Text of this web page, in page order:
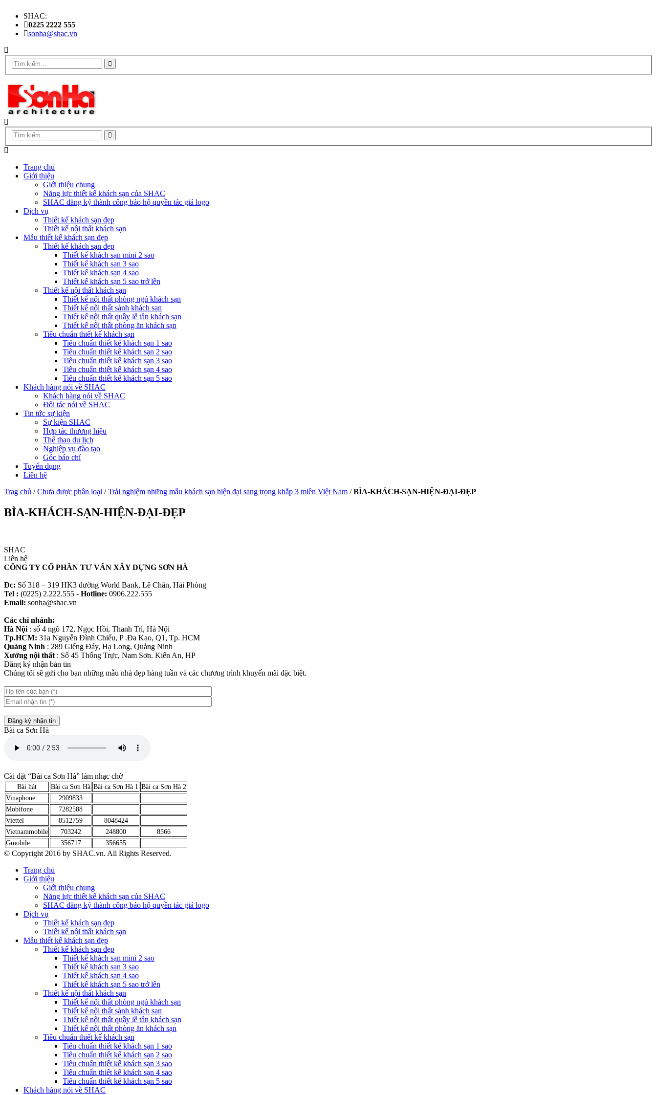
SHAC:
0225 2222 555
sonha@shac.vn
Trang chủ
Giới thiệu
Giới thiệu chung
Năng lực thiết kế khách sạn của SHAC
SHAC đăng ký thành công bảo hộ quyền tác giả logo
Dịch vụ
Thiết kế khách sạn đẹp
Thiết kế nội thất khách sạn
Mẫu thiết kế khách sạn đẹp
Thiết kế khách sạn đẹp
Thiết kế khách sạn mini 2 sao
Thiết kế khách sạn 3 sao
Thiết kế khách sạn 4 sao
Thiết kế khách sạn 5 sao trở lên
Thiết kế nội thất khách sạn
Thiết kế nội thất phòng ngủ khách sạn
Thiết kế nội thất sảnh khách sạn
Thiết kế nội thất quầy lễ tân khách sạn
Thiết kế nội thất phòng ăn khách sạn
Tiêu chuẩn thiết kế khách sạn
Tiêu chuẩn thiết kế khách sạn 1 sao
Tiêu chuẩn thiết kế khách sạn 2 sao
Tiêu chuẩn thiết kế khách sạn 3 sao
Tiêu chuẩn thiết kế khách sạn 4 sao
Tiêu chuẩn thiết kế khách sạn 5 sao
Khách hàng nói về SHAC
Khách hàng nói về SHAC
Đối tác nói về SHAC
Tin tức sự kiện
Sự kiện SHAC
Hợp tác thương hiệu
Thể thao du lịch
Nghiệp vụ đào tạo
Góc báo chí
Tuyển dụng
Liên hệ
Trag chủ /Chưa được phân loại /Trải nghiệm những mẫu khách sạn hiện đại sang trọng khắp 3 miền Việt Nam /BÌA-KHÁCH-SẠN-HIỆN-ĐẠI-ĐẸP
BÌA-KHÁCH-SẠN-HIỆN-ĐẠI-ĐẸP
SHAC
Liên hệ
CÔNG TY CỔ PHẦN TƯ VẤN XÂY DỰNG SƠN HÀ
Đc: Số 318 – 319 HK3 đường World Bank, Lê Chân, Hải Phòng
Tel : (0225) 2.222.555 - Hotline: 0906.222.555
Email: sonha@shac.vn
Các chi nhánh:
Hà Nội : số 4 ngõ 172, Ngọc Hồi, Thanh Trì, Hà Nội
Tp.HCM: 31a Nguyễn Đình Chiểu, P .Đa Kao, Q1, Tp. HCM
Quảng Ninh : 289 Giếng Đáy, Hạ Long, Quảng Ninh
Xưởng nội thất : Số 45 Thống Trực, Nam Sơn. Kiến An, HP
Đăng ký nhận bản tin
Chúng tôi sẽ gửi cho bạn những mẫu nhà đẹp hàng tuần và các chương trình khuyến mãi đặc biệt.
Đăng ký nhận tin
Bài ca Sơn Hà
Cài đặt “Bài ca Sơn Hà” làm nhạc chờ
Bài hát Bài ca Sơn Hà Bài ca Sơn Hà 1 Bài ca Sơn Hà 2
Vinaphone
2909833
Mobifone
7282588
Viettel
8512759
8048424
Vietnammobile
703242 248800
8566
Gmobile
356717 356655
© Copyright 2016 by SHAC.vn. All Rights Reserved.
Trang chủ
Giới thiệu
Giới thiệu chung
Năng lực thiết kế khách sạn của SHAC
SHAC đăng ký thành công bảo hộ quyền tác giả logo
Dịch vụ
Thiết kế khách sạn đẹp
Thiết kế nội thất khách sạn
Mẫu thiết kế khách sạn đẹp
Thiết kế khách sạn đẹp
Thiết kế khách sạn mini 2 sao
Thiết kế khách sạn 3 sao
Thiết kế khách sạn 4 sao
Thiết kế khách sạn 5 sao trở lên
Thiết kế nội thất khách sạn
Thiết kế nội thất phòng ngủ khách sạn
Thiết kế nội thất sảnh khách sạn
Thiết kế nội thất quầy lễ tân khách sạn
Thiết kế nội thất phòng ăn khách sạn
Tiêu chuẩn thiết kế khách sạn
Tiêu chuẩn thiết kế khách sạn 1 sao
Tiêu chuẩn thiết kế khách sạn 2 sao
Tiêu chuẩn thiết kế khách sạn 3 sao
Tiêu chuẩn thiết kế khách sạn 4 sao
Tiêu chuẩn thiết kế khách sạn 5 sao
Khách hàng nói về SHAC